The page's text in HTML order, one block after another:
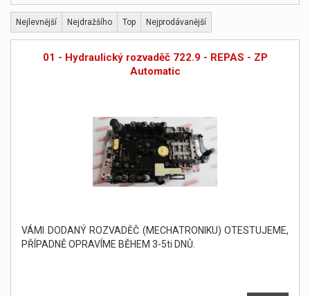
Nejlevnější Nejdražšího Top Nejprodávanější
01 - Hydraulický rozvaděč 722.9 - REPAS - ZP
Automatic
VÁMI DODANÝ ROZVADĚČ (MECHATRONIKU) OTESTUJEME,
PŘÍPADNĚ OPRAVÍME BĚHEM 3-5ti DNŮ.